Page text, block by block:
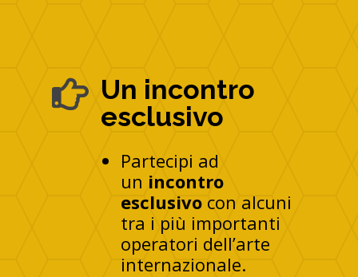
 Un incontro
esclusivo
Partecipi ad
un incontro
esclusivo con alcuni
tra i più importanti
operatori dell’arte
internazionale.